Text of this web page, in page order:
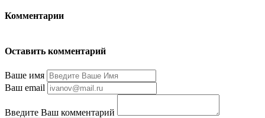
Комментарии
Оставить комментарий
Ваше имя
Ваш email
Введите Ваш комментарий